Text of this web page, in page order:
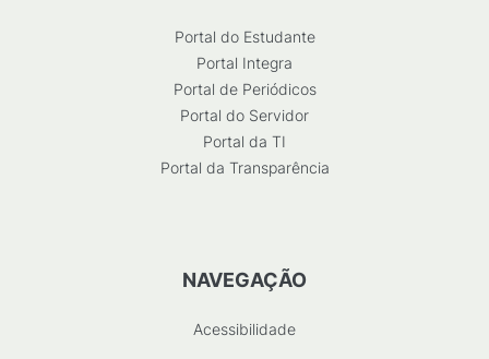
Portal do Estudante
Portal Integra
Portal de Periódicos
Portal do Servidor
Portal da TI
Portal da Transparência
NAVEGAÇÃO
Acessibilidade